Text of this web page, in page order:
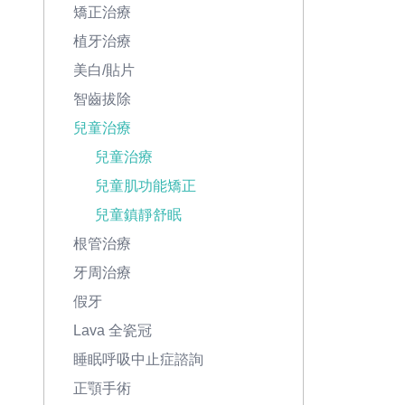
矯正治療
植牙治療
美白/貼片
智齒拔除
兒童治療
兒童治療
兒童肌功能矯正
兒童鎮靜舒眠
根管治療
牙周治療
假牙
Lava 全瓷冠
睡眠呼吸中止症諮詢
正顎手術